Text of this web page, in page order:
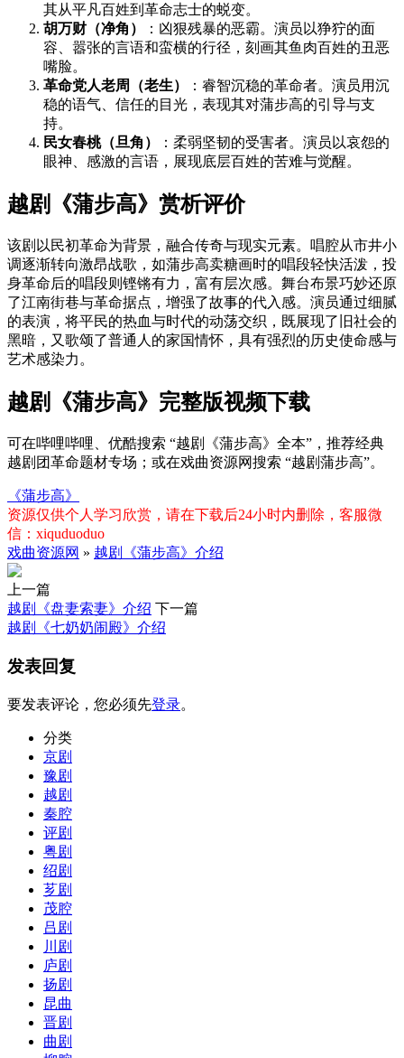
其从平凡百姓到革命志士的蜕变。
胡万财（净角）
：凶狠残暴的恶霸。演员以狰狞的面
容、嚣张的言语和蛮横的行径，刻画其鱼肉百姓的丑恶
嘴脸。
革命党人老周（老生）
：睿智沉稳的革命者。演员用沉
稳的语气、信任的目光，表现其对蒲步高的引导与支
持。
民女春桃（旦角）
：柔弱坚韧的受害者。演员以哀怨的
眼神、感激的言语，展现底层百姓的苦难与觉醒。
越剧《蒲步高》赏析评价
该剧以民初革命为背景，融合传奇与现实元素。唱腔从市井小
调逐渐转向激昂战歌，如蒲步高卖糖画时的唱段轻快活泼，投
身革命后的唱段则铿锵有力，富有层次感。舞台布景巧妙还原
了江南街巷与革命据点，增强了故事的代入感。演员通过细腻
的表演，将平民的热血与时代的动荡交织，既展现了旧社会的
黑暗，又歌颂了普通人的家国情怀，具有强烈的历史使命感与
艺术感染力。
越剧《蒲步高》完整版视频下载
可在哔哩哔哩、优酷搜索 “越剧《蒲步高》全本”，推荐经典
越剧团革命题材专场；或在戏曲资源网搜索 “越剧蒲步高”。
《蒲步高》
资源仅供个人学习欣赏，请在下载后24小时内删除，客服微
信：xiquduoduo
戏曲资源网 » 越剧《蒲步高》介绍
上一篇
越剧《盘妻索妻》介绍 下一篇
越剧《七奶奶闹殿》介绍
发表回复
要发表评论，您必须先登录。
分类
京剧
豫剧
越剧
秦腔
评剧
粤剧
绍剧
芗剧
茂腔
吕剧
川剧
庐剧
扬剧
昆曲
晋剧
曲剧